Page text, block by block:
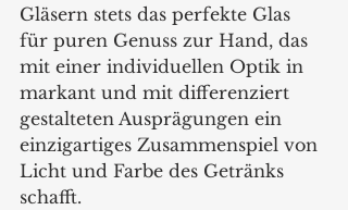
Gläsern stets das perfekte Glas
für puren Genuss zur Hand, das
mit einer individuellen Optik in
markant und mit differenziert
gestalteten Ausprägungen ein
einzigartiges Zusammenspiel von
Licht und Farbe des Getränks
schafft.